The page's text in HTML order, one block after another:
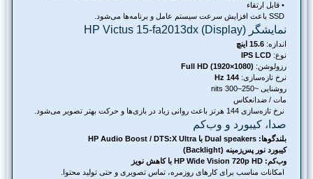
‌ • قابل ارتقاء
نمایشگر (Display) HP Victus 15-fa2013dx
15.6 اینچ
IPS LCD
رزولوشن:Full HD (1920×1080)
نرخ‌ تازه‌سازی:144 Hz
روشنایی ~250–300 nits
مات / ضد‌انعکاس
نرخ‌ تازه‌سازی 144 هرتز باعث روانی زیاد در بازی‌ها و حرکت بهتر تصویر می‌شود.
صدا، کیبورد و وب‌کم
بلندگوها: Dual speakers با HP Audio Boost / DTS:X Ultra
کیبورد نور پس‌زمینه (Backlight)
وب‌کم: HP Wide Vision 720p HD با کاهش نویز
امکانات مناسب برای کارهای روزمره، تماس تصویری و حتی تولید محتوا.